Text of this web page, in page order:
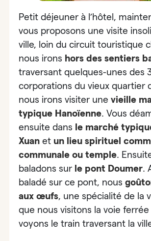
Petit déjeuner à l’hôtel,
vous proposons une visite
ville, loin du circuit touristique
nous irons hors des sentiers
traversant quelques-unes des
corporations du vieux quartier
nous irons visiter unevieille
typique Hanoïenne. Vous
ensuite dans le marché
Xuan et un lieu spirituel
communale ou temple.
baladons sur le pont Doumer.
baladé sur ce pont, nous
aux œufs, une spécialité de la
que nous visitons la voie
voyons le train traversant la